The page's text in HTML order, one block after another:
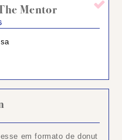
Mentor
em formato de donut